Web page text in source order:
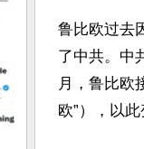
鲁比欧过去
了中共。中
月，鲁比欧
欧”），以